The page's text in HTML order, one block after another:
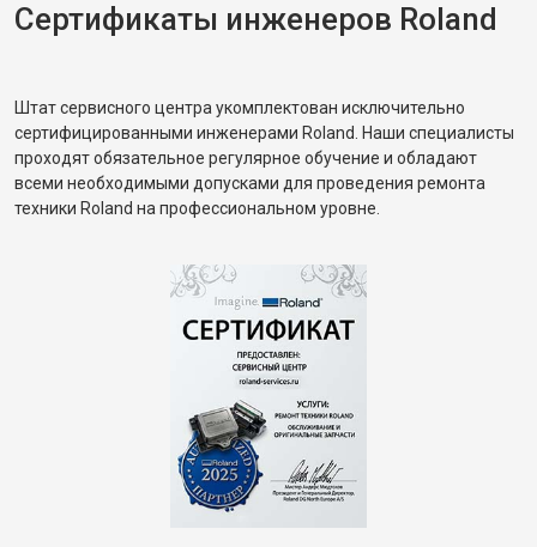
Сертификаты инженеров Roland
Штат сервисного центра укомплектован исключительно
сертифицированными инженерами Roland. Наши специалисты
проходят обязательное регулярное обучение и обладают
всеми необходимыми допусками для проведения ремонта
техники Roland на профессиональном уровне.